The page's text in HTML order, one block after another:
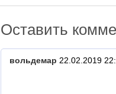
Оставить
вольдемар 22.02.2019